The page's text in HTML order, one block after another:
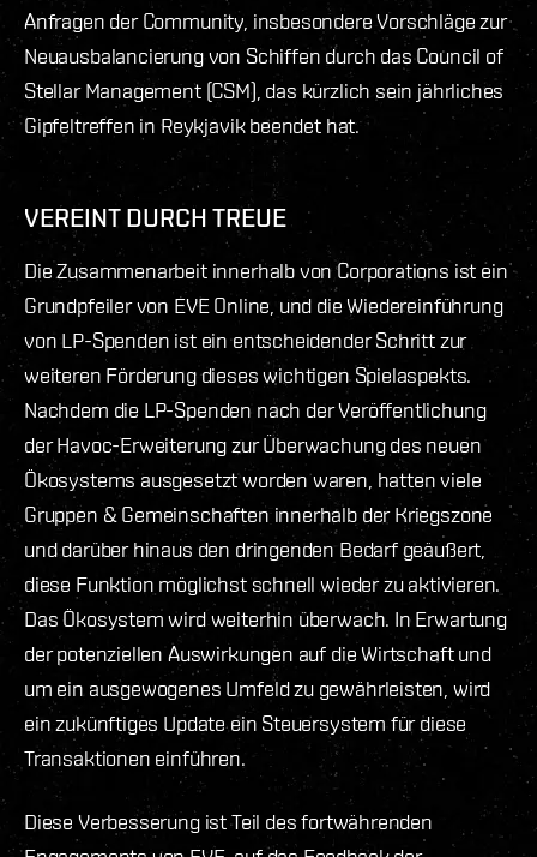
Anfragen der Community, insbesondere Vorschläge zur
Neuausbalancierung von Schiffen durch das Council of
Stellar Management (CSM), das kürzlich sein jährliches
Gipfeltreffen in Reykjavik beendet hat.
VEREINT DURCH TREUE
Die Zusammenarbeit innerhalb von Corporations ist ein
Grundpfeiler von EVE Online, und die Wiedereinführung
von LP-Spenden ist ein entscheidender Schritt zur
weiteren Förderung dieses wichtigen Spielaspekts.
Nachdem die LP-Spenden nach der Veröffentlichung
der Havoc-Erweiterung zur Überwachung des neuen
Ökosystems ausgesetzt worden waren, hatten viele
Gruppen & Gemeinschaften innerhalb der Kriegszone
und darüber hinaus den dringenden Bedarf geäußert,
diese Funktion möglichst schnell wieder zu aktivieren.
Das Ökosystem wird weiterhin überwach. In Erwartung
der potenziellen Auswirkungen auf die Wirtschaft und
um ein ausgewogenes Umfeld zu gewährleisten, wird
ein zukünftiges Update ein Steuersystem für diese
Transaktionen einführen.
Diese Verbesserung ist Teil des fortwährenden